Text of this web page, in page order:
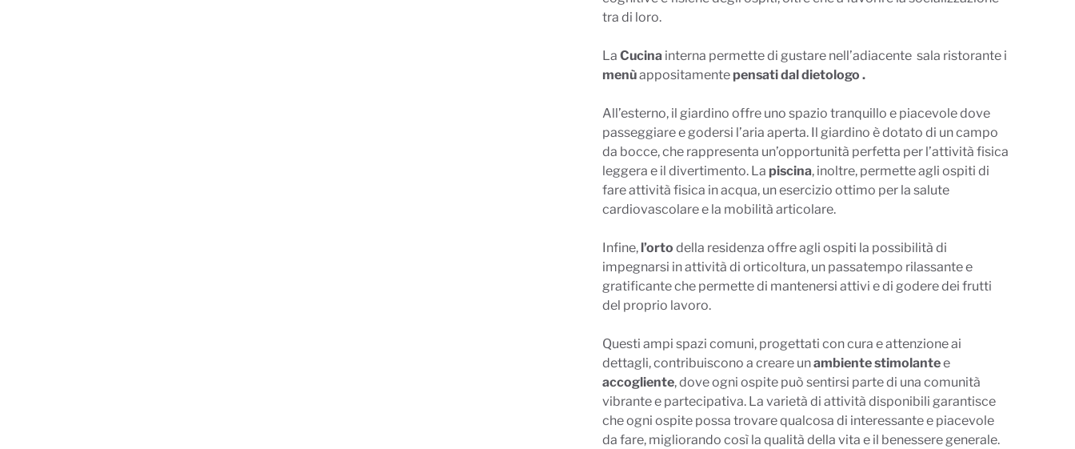
tra di loro.
La Cucina interna permette di gustare nell’adiacente sala ristorante i
menùappositamente pensati dal dietologo .
All’esterno, il giardino offre uno spazio tranquillo e piacevole dove
passeggiare e godersi l’aria aperta. Il giardino è dotato di un campo
da bocce, che rappresenta un’opportunità perfetta per l’attività fisica
leggera e il divertimento. La piscina, inoltre, permette agli ospiti di
fare attività fisica in acqua, un esercizio ottimo per la salute
cardiovascolare e la mobilità articolare.
Infine, l’orto della residenza offre agli ospiti la possibilità di
impegnarsi in attività di orticoltura, un passatempo rilassante e
gratificante che permette di mantenersi attivi e di godere dei frutti
del proprio lavoro.
Questi ampi spazi comuni, progettati con cura e attenzione ai
dettagli, contribuiscono a creare unambiente stimolantee
accogliente, dove ogni ospite può sentirsi parte di una comunità
vibrante e partecipativa. La varietà di attività disponibili garantisce
che ogni ospite possa trovare qualcosa di interessante e piacevole
da fare, migliorando così la qualità della vita e il benessere generale.